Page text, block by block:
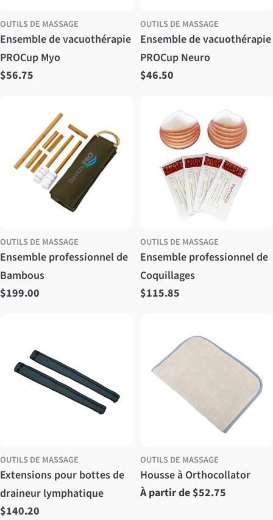
OUTILS DE MASSAGE
Ensemble de vacuothérapie
PROCup Myo
Prix
$56.75
OUTILS DE MASSAGE
Ensemble de vacuothérapie
PROCup Neuro
Prix
$46.50
OUTILS DE MASSAGE
Ensemble professionnel de
Bambous
Prix
$199.00
OUTILS DE MASSAGE
Ensemble professionnel de
Coquillages
Prix
$115.85
OUTILS DE MASSAGE
Extensions pour bottes de
draineur lymphatique
Prix
$140.20
OUTILS DE MASSAGE
Housse à Orthocollator
Prix
À partir de $52.75